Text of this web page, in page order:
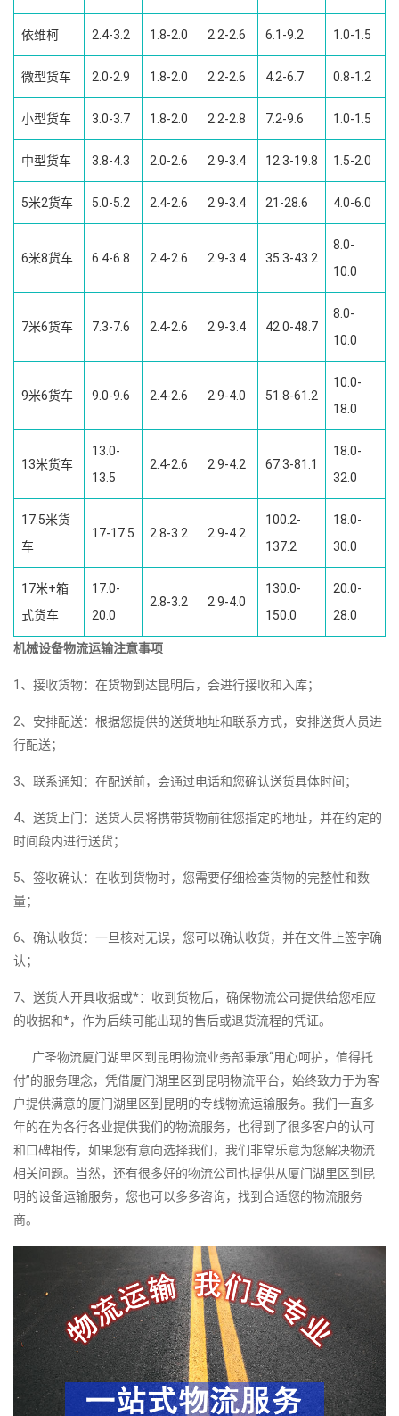
依维柯 2.4-3.2 1.8-2.0 2.2-2.6 6.1-9.2 1.0-1.5
微型货车 2.0-2.9 1.8-2.0 2.2-2.6 4.2-6.7 0.8-1.2
小型货车 3.0-3.7 1.8-2.0 2.2-2.8 7.2-9.6 1.0-1.5
中型货车 3.8-4.3 2.0-2.6 2.9-3.4 12.3-19.8 1.5-2.0
5米2货车 5.0-5.2 2.4-2.6 2.9-3.4 21-28.6 4.0-6.0
6米8货车 6.4-6.8 2.4-2.6 2.9-3.4 35.3-43.2
8.0-
10.0
7米6货车 7.3-7.6 2.4-2.6 2.9-3.4 42.0-48.7
8.0-
10.0
9米6货车 9.0-9.6 2.4-2.6 2.9-4.0 51.8-61.2
10.0-
18.0
13米货车
13.0-
13.5
2.4-2.6 2.9-4.2 67.3-81.1
18.0-
32.0
17.5米货
车
17-17.5 2.8-3.2 2.9-4.2
100.2-
137.2
18.0-
30.0
17米+箱
式货车
17.0-
20.0
2.8-3.2 2.9-4.0
130.0-
150.0
20.0-
28.0
机械设备物流运输注意事项
1、接收货物：在货物到达昆明后，会进行接收和入库；
2、安排配送：根据您提供的送货地址和联系方式，安排送货人员进
行配送；
3、联系通知：在配送前，会通过电话和您确认送货具体时间；
4、送货上门：送货人员将携带货物前往您指定的地址，并在约定的
时间段内进行送货；
5、签收确认：在收到货物时，您需要仔细检查货物的完整性和数
量；
6、确认收货：一旦核对无误，您可以确认收货，并在文件上签字确
认；
7、送货人开具收据或*：收到货物后，确保物流公司提供给您相应
的收据和*，作为后续可能出现的售后或退货流程的凭证。
广圣物流厦门湖里区到昆明物流业务部秉承“用心呵护，值得托
付”的服务理念，凭借厦门湖里区到昆明物流平台，始终致力于为客
户提供满意的厦门湖里区到昆明的专线物流运输服务。我们一直多
年的在为各行各业提供我们的物流服务，也得到了很多客户的认可
和口碑相传，如果您有意向选择我们，我们非常乐意为您解决物流
相关问题。当然，还有很多好的物流公司也提供从厦门湖里区到昆
明的设备运输服务，您也可以多多咨询，找到合适您的物流服务
商。